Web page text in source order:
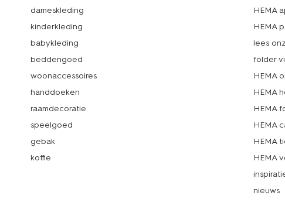
dameskleding
kinderkleding
babykleding
beddengoed
woonaccessoires
handdoeken
raamdecoratie
speelgoed
gebak
koffie
HEMA
HEMA
lees
folder
HEMA
HEMA
HEMA
HEMA
HEMA
HEMA
nieuws